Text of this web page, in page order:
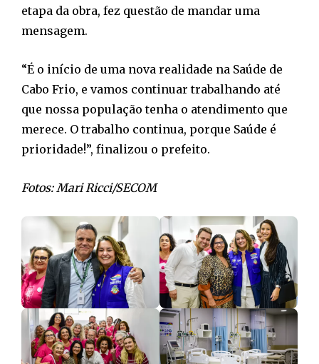
etapa da obra, fez questão de mandar uma
mensagem.
“É o início de uma nova realidade na Saúde de
Cabo Frio, e vamos continuar trabalhando até
que nossa população tenha o atendimento que
merece. O trabalho continua, porque Saúde é
prioridade!”, finalizou o prefeito.
Fotos: Mari Ricci/SECOM